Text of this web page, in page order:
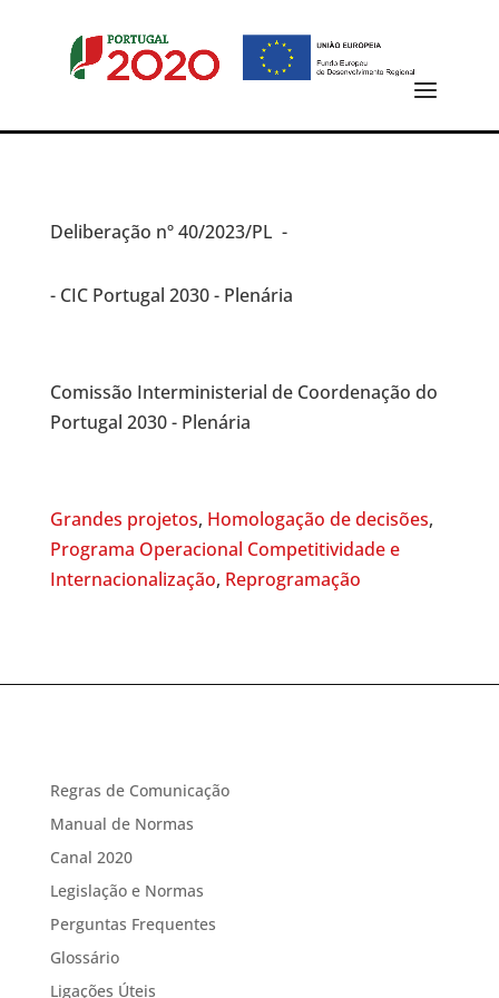
Deliberação nº 40/2023/PL -
- CIC Portugal 2030 - Plenária
Comissão Interministerial de Coordenação do
Portugal 2030 - Plenária
Grandes projetos, Homologação de decisões,
Programa Operacional Competitividade e
Internacionalização, Reprogramação
Regras de Comunicação
Manual de Normas
Canal 2020
Legislação e Normas
Perguntas Frequentes
Glossário
Ligações Úteis